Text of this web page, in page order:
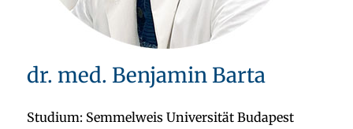
dr. med. Benjamin Barta
Studium: Semmelweis Universität Budapest